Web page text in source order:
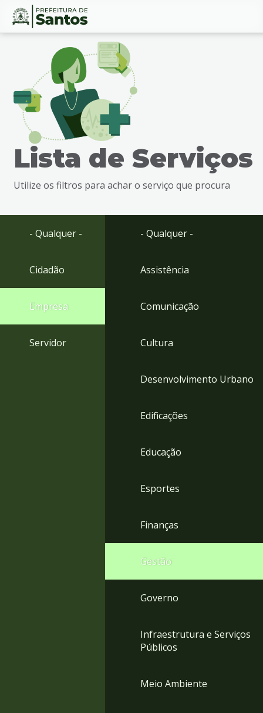
Ir
busca
Ir
Conteúdo
Lista de Serviços
Utilize os filtros para achar o serviço que procura
- Qualquer -
Cidadão
Empresa
Servidor
- Qualquer -
Assistência
Comunicação
Cultura
Desenvolvimento Urbano
Edificações
Educação
Esportes
Finanças
Gestão
Governo
Infraestrutura e Serviços
Públicos
Meio Ambiente